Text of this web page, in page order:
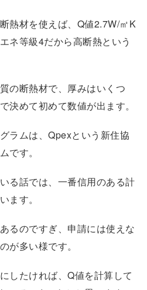
熱材を使えば、Q値2.7W/㎡K
ネ等級4だから高断熱という
の断熱材で、厚みはいくつ
決めて初めて数値が出ます。
ラムは、Qpexという新住協
です。
る話では、一番信用のある計
ます。
るのですぎ、申請には使えな
が多い様です。
したければ、Q値を計算して